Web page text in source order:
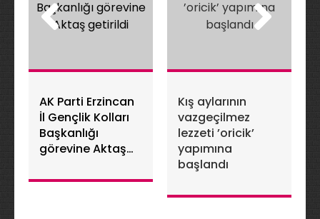
AK Parti Erzincan
İl Gençlik Kolları
Başkanlığı
görevine Aktaş
Kış aylarının
vazgeçilmez
lezzeti ’oricik’
yapımına
başlandı